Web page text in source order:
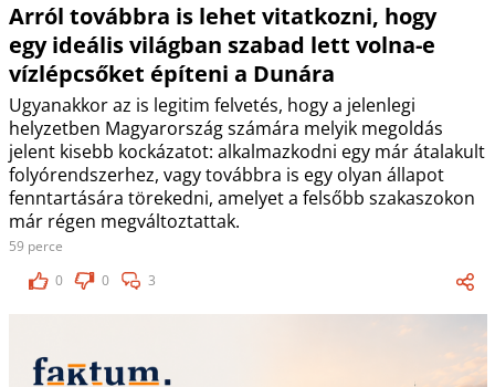
Arról továbbra is lehet vitatkozni, hogy
egy ideális világban szabad lett volna-e
vízlépcsőket építeni a Dunára
Ugyanakkor az is legitim felvetés, hogy a jelenlegi
helyzetben Magyarország számára melyik megoldás
jelent kisebb kockázatot: alkalmazkodni egy már átalakult
folyórendszerhez, vagy továbbra is egy olyan állapot
fenntartására törekedni, amelyet a felsőbb szakaszokon
már régen megváltoztattak.
59 perce
0
0 3